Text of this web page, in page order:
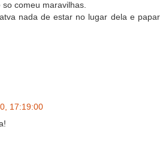
so comeu maravilhas.
nada de estar no lugar dela e papar
17:19:00